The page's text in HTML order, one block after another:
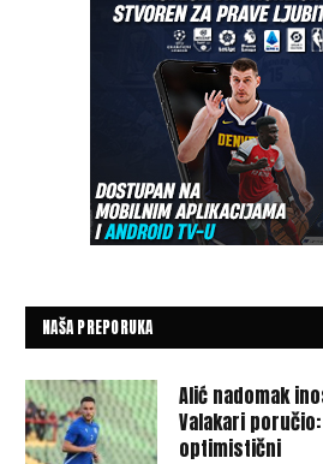
NAŠA PREPORUKA
Alić nadomak
Valakari
optimistični